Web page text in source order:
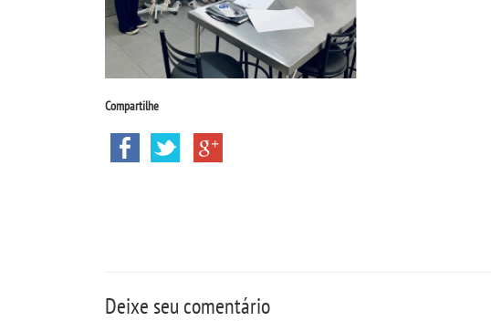
Compartilhe
Deixe seu comentário